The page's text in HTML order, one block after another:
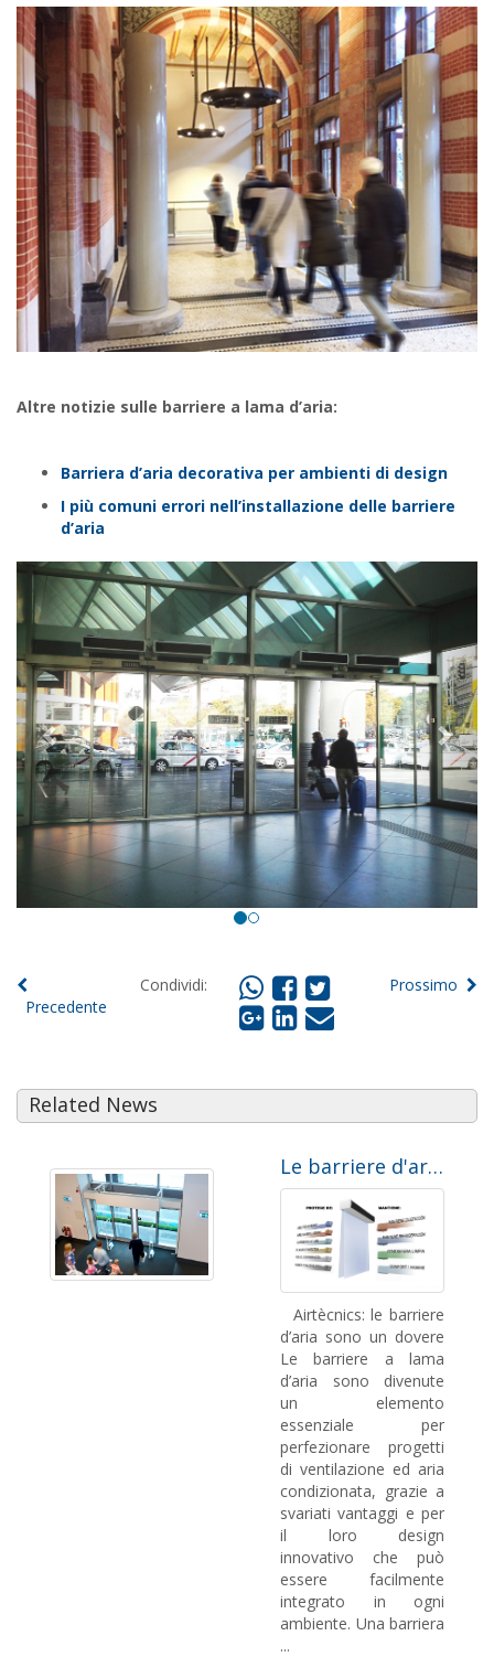
Altre notizie sulle barriere a lama d’aria:
Barriera d’aria decorativa per ambienti di design
I più comuni errori nell’installazione delle barriere
d’aria
Previous
Precedente
Condividi: Prossimo
Related News
Le barriere d'aria sono un dovere
Airtècnics: le barriere
d’aria sono un dovere
Le barriere a lama
d’aria sono divenute
un elemento
essenziale per
perfezionare progetti
di ventilazione ed aria
condizionata, grazie a
svariati vantaggi e per
il loro design
innovativo che può
essere facilmente
integrato in ogni
ambiente. Una barriera
...